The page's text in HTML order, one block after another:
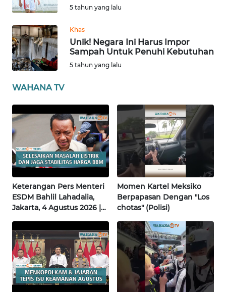
5 tahun yang lalu
Khas
Unik! Negara Ini Harus Impor
Sampah Untuk Penuhi Kebutuhan
5 tahun yang lalu
WAHANA TV
Keterangan Pers Menteri
ESDM Bahlil Lahadalia,
Jakarta, 4 Agustus 2026 |
Momen Kartel Meksiko
Berpapasan Dengan "Los
chotas" (Polisi)
WN
SULTENG
WN
SULBAR
WN
WN
SUMSEL
WN
BENGKULU
WN
LAMPUNG
WN
JATENG